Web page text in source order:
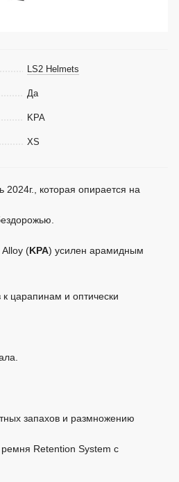
LS2 Helmets
Да
KPA
XS
которая опирается на
(KPA) усилен арамидным
царапинам и оптически
запахов и размножению
Retention System с